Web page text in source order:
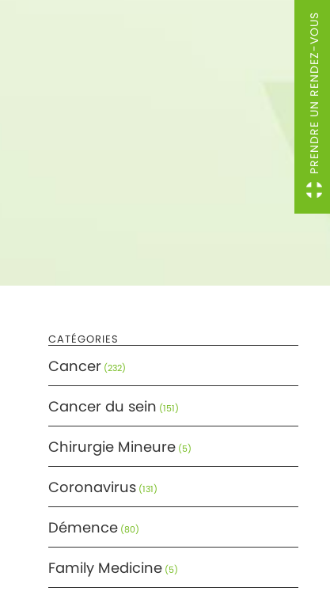
CATÉGORIES
Cancer(232)
Cancer du sein (151)
Chirurgie Mineure(5)
Coronavirus(131)
Démence(80)
Family Medicine(5)
PRENDRE UN RENDEZ-VOUS